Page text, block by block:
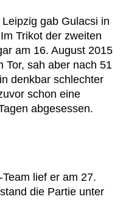
gab Gulacsi in
Trikot der zweiten
am 16. August 2015
Tor, sah aber nach 51
denkbar schlechter
schon eine
abgesessen.
lief er am 27.
die Partie unter